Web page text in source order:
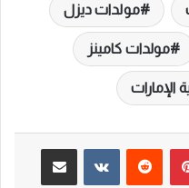
مولدات ديزل
مولدات كامينز
الإمارات
مشاركة عبر البريد